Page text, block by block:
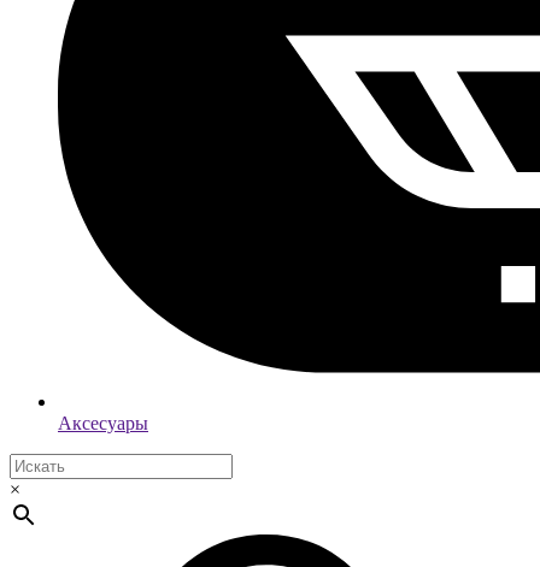
Аксесуары
×